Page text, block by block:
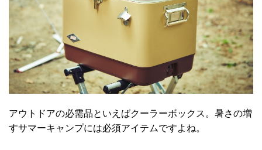
アウトドアの必需品といえばクーラーボックス。暑さの増
すサマーキャンプには必須アイテムですよね。